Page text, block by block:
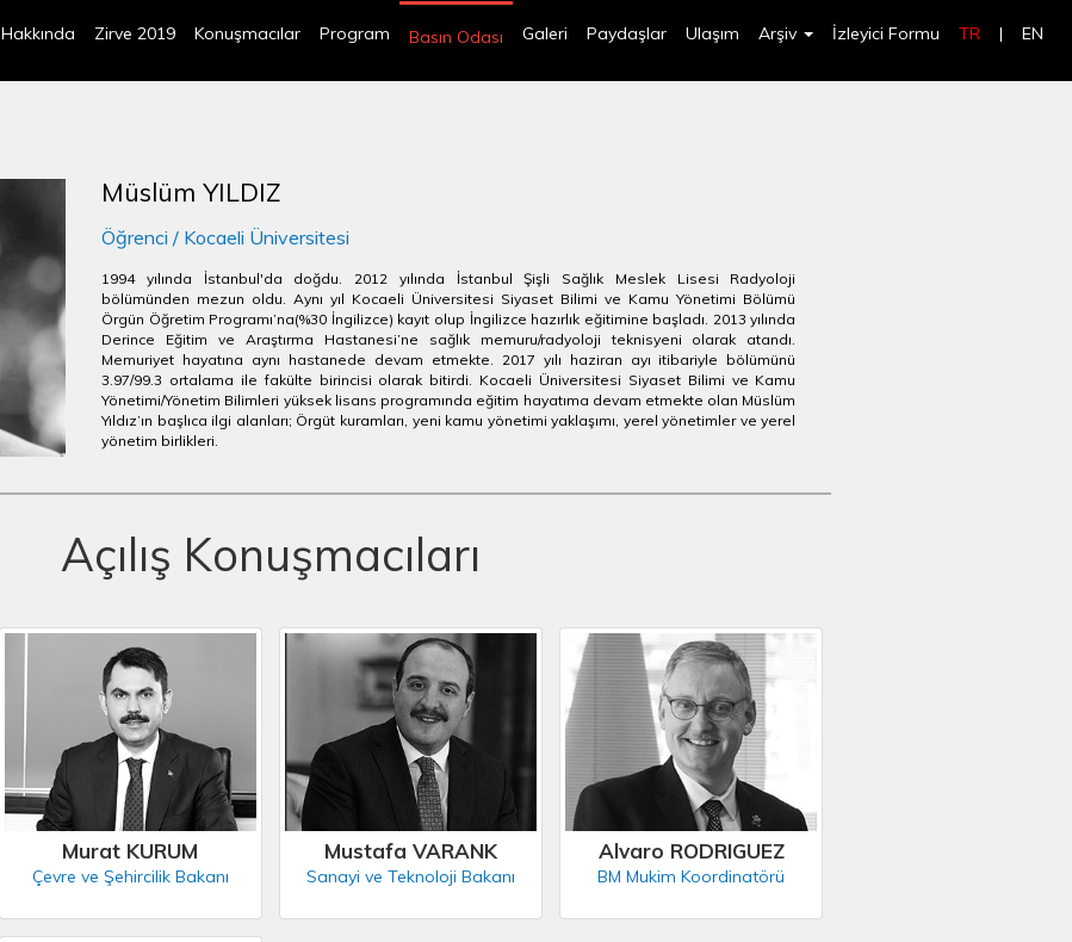
Hakkında Zirve 2019 Konuşmacılar Program Basın Odası Galeri Paydaşlar Ulaşım Arşiv İzleyici Formu TR | EN
Müslüm YILDIZ
Öğrenci / Kocaeli Üniversitesi
1994 yılında İstanbul'da doğdu. 2012 yılında İstanbul Şişli Sağlık Meslek Lisesi Radyoloji
bölümünden mezun oldu. Aynı yıl Kocaeli Üniversitesi Siyaset Bilimi ve Kamu Yönetimi Bölümü
Örgün Öğretim Programı’na(%30 İngilizce) kayıt olup İngilizce hazırlık eğitimine başladı. 2013 yılında
Derince Eğitim ve Araştırma Hastanesi’ne sağlık memuru/radyoloji teknisyeni olarak atandı.
Memuriyet hayatına aynı hastanede devam etmekte. 2017 yılı haziran ayı itibariyle bölümünü
3.97/99.3 ortalama ile fakülte birincisi olarak bitirdi. Kocaeli Üniversitesi Siyaset Bilimi ve Kamu
Yönetimi/Yönetim Bilimleri yüksek lisans programında eğitim hayatıma devam etmekte olan Müslüm
Yıldız’ın başlıca ilgi alanları; Örgüt kuramları, yeni kamu yönetimi yaklaşımı, yerel yönetimler ve yerel
yönetim birlikleri.
Açılış Konuşmacıları
Murat KURUM
Çevre ve Şehircilik Bakanı
Mustafa VARANK
Sanayi ve Teknoloji Bakanı
Alvaro RODRIGUEZ
BM Mukim Koordinatörü